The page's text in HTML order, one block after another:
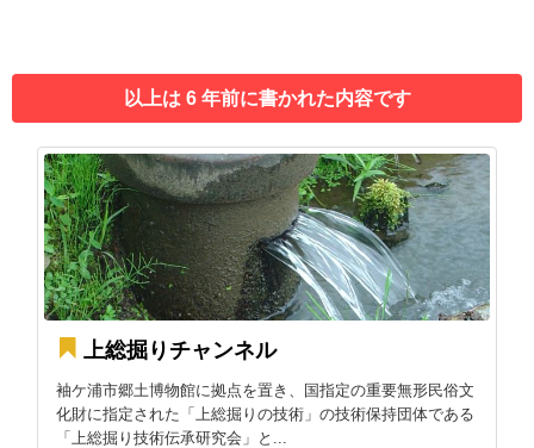
以上は 6 年前に書かれた内容です
上総掘りチャンネル
袖ケ浦市郷土博物館に拠点を置き、国指定の重要無形民俗文
化財に指定された「上総掘りの技術」の技術保持団体である
「上総掘り技術伝承研究会」と...